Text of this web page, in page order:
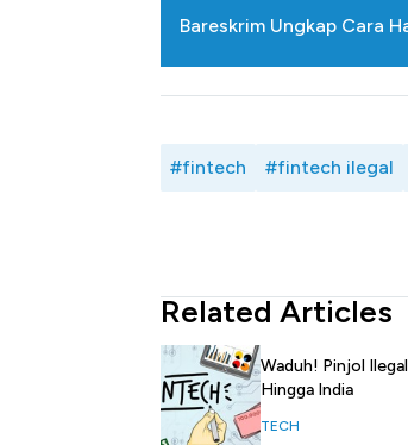
Bareskrim Ungkap Cara
#fintech #fintech ilegal
Related Articles
Waduh! Pinjol
Hingga India
TECH